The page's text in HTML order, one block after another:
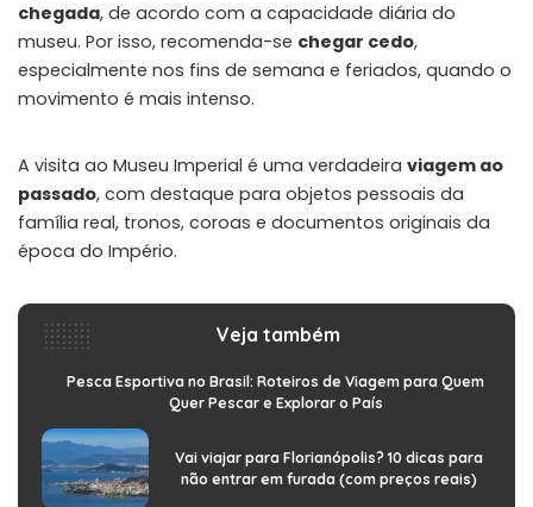
chegada, de acordo com a capacidade diária do
museu. Por isso, recomenda-se chegar cedo,
especialmente nos fins de semana e feriados, quando o
movimento é mais intenso.
A visita ao Museu Imperial é uma verdadeira viagem ao
passado, com destaque para objetos pessoais da
família real, tronos, coroas e documentos originais da
época do Império.
Veja também
Pesca Esportiva no Brasil: Roteiros de Viagem para Quem
Quer Pescar e Explorar o País
Vai viajar para Florianópolis? 10 dicas para
não entrar em furada (com preços reais)